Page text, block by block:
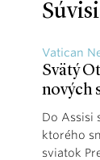
Vatican
Svätý
nových
Do Assisi
ktorého
sviatok